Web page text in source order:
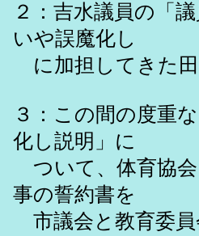
２：吉水議員の「
いや誤魔化し
に加担してきた田
３：この間の度重
化し説明」に
ついて、体育協会
事の誓約書を
市議会と教育委員